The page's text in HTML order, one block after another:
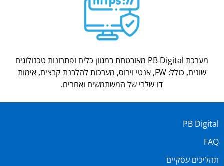
מערכת PB Digital מאובטחת במגוון כלים ופתרונות טכנולוגים
שונים, כולל: FW, אנטי וירוס, מערכות להלבנת קבצים, אימות
דו-שלבי של המשתמשים ואחרים.
PB Digital
FAQ
תהליכים עסקיים